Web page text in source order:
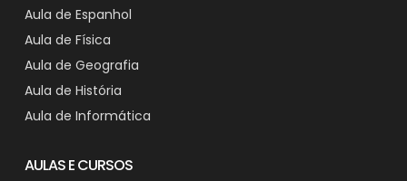
Aula de Espanhol
Aula de Física
Aula de Geografia
Aula de História
Aula de Informática
AULAS E CURSOS